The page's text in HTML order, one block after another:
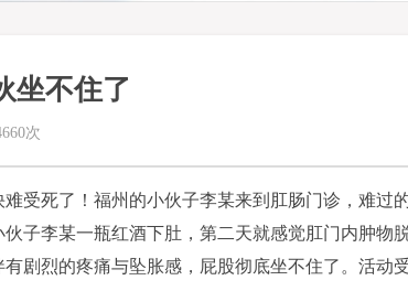
坐不住了
次
受死了！ 福州的小伙子李某来到肛肠门诊，难过
子李某一瓶红酒下肚，第二天就感觉肛门内肿物
剧烈的疼痛与坠胀感，屁股彻底坐不住了。活动